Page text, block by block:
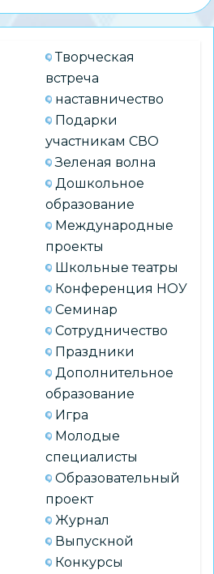
Творческая
встреча
наставничество
Подарки
участникам СВО
Зеленая волна
Дошкольное
образование
Международные
проекты
Школьные театры
Конференция НОУ
Семинар
Сотрудничество
Праздники
Дополнительное
образование
Игра
Молодые
специалисты
Образовательный
проект
Журнал
Выпускной
Конкурсы